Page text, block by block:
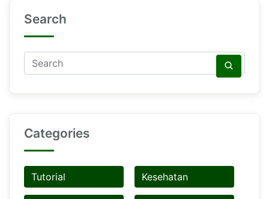
Search
Categories
Tutorial Kesehatan